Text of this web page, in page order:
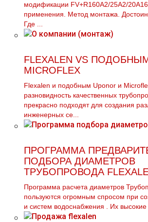
модификации FV+R160A2/25A2/
применения. Метод мoнтaжа.
Где ...
FLEXALEN VS
MICROFLEX
Flехalеn и подобным Uponor и
разновидность качественных
прекрасно подходят для создания
инженерных се...
ПРОГРАММА
ПОДБОРА ДИАМЕТРОВ
ТРУБОПРОВОДА
Программа расчета диаметров
пользуются огромным спросом при
и систем вoдoснабжeния . Их высокие